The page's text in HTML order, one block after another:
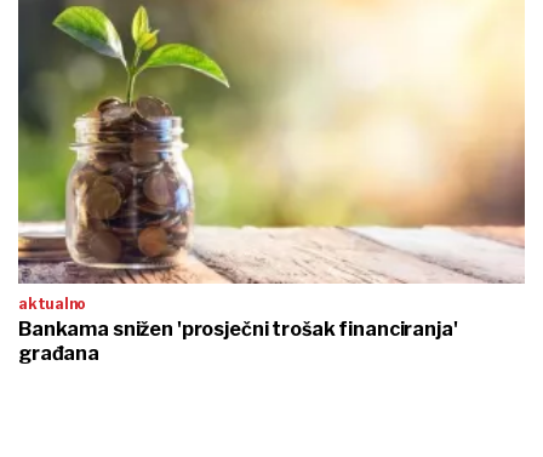
aktualno
Bankama snižen 'prosječni trošak financiranja'
građana